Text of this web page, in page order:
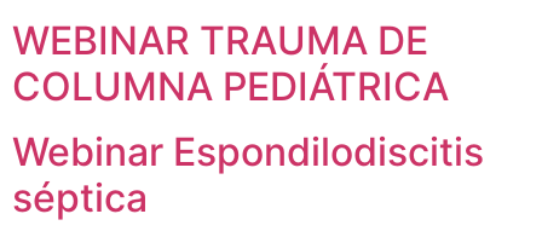
WEBINAR TRAUMA DE
COLUMNA PEDIÁTRICA
Webinar Espondilodiscitis
séptica